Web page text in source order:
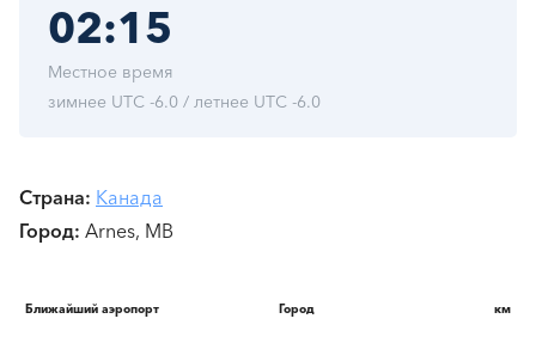
02:15
Местное время
зимнее UTC -6.0 / летнее UTC -6.0
Страна Канада
Город Arnes, MB
Ближайший аэропорт Город км